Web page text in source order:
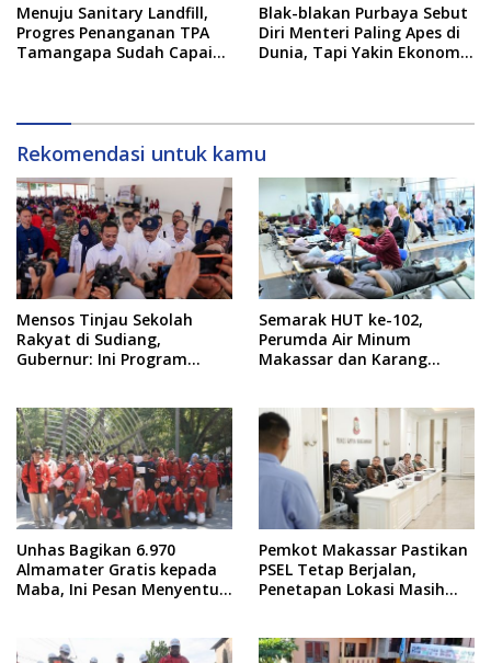
Menuju Sanitary Landfill,
Progres Penanganan TPA
Tamangapa Sudah Capai
Blak-blakan Purbaya Sebut
Diri Menteri Paling Apes di
Dunia, Tapi Yakin Ekonomi
Rekomendasi untuk kamu
Mensos Tinjau Sekolah
Rakyat di Sudiang,
Gubernur: Ini Program
Semarak HUT ke-102,
Perumda Air Minum
Makassar dan Karang
Unhas Bagikan 6.970
Almamater Gratis kepada
Maba, Ini Pesan Menyentuh
Pemkot Makassar Pastikan
PSEL Tetap Berjalan,
Penetapan Lokasi Masih